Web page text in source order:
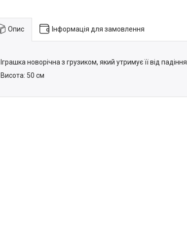
Опис Інформація для замовлення
Іграшка новорічна з грузиком, який утримує її від падіння.
Висота: 50 см